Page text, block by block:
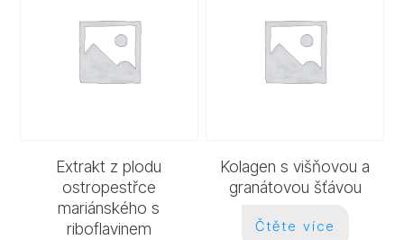
Extrakt z plodu
ostropestřce
mariánského s
riboflavinem
Kolagen s višňovou a
granátovou šťávou
Čtěte více